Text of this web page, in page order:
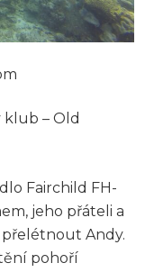
klub – Old
Fairchild FH-
jeho přáteli a
Andy.
pohoří